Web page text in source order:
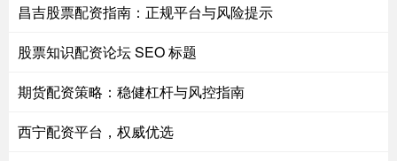
昌吉股票配资指南：正规平台与风险提示
股票知识配资论坛 SEO 标题
期货配资策略：稳健杠杆与风控指南
西宁配资平台，权威优选